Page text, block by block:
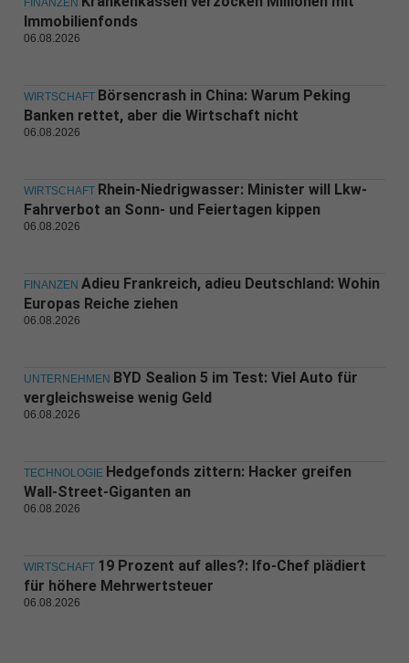
FINANZEN
Immobilienfonds
06.08.2026
WIRTSCHAFT Börsencrash in China: Warum Peking
Banken rettet, aber die Wirtschaft nicht
06.08.2026
WIRTSCHAFT Rhein-Niedrigwasser: Minister will Lkw-
Fahrverbot an Sonn- und Feiertagen kippen
06.08.2026
FINANZEN Adieu Frankreich, adieu Deutschland: Wohin
Europas Reiche ziehen
06.08.2026
UNTERNEHMEN BYD Sealion 5 im Test: Viel Auto für
vergleichsweise wenig Geld
06.08.2026
TECHNOLOGIE Hedgefonds zittern: Hacker greifen
Wall-Street-Giganten an
06.08.2026
WIRTSCHAFT 19 Prozent auf alles?: Ifo-Chef plädiert
für höhere Mehrwertsteuer
06.08.2026